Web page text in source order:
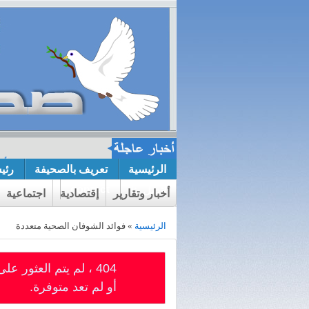
اجازة رسالة الماجستير الطالبة
النفسي.
الرئيسية تعريف بالصحيفة
إتصل بنا
contact أخبار وتقارير إقتصادية اجتماعية
الرئيسية » فوائد الشوفان الصحية متعددة
404 ، لم يتم
أو لم تعد متوفرة.